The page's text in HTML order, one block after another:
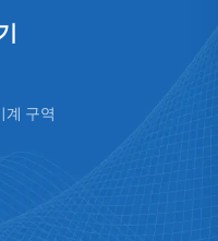
계 구역